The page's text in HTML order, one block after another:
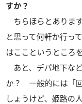
すか？
ちらほらとありま
と思って何軒か行っ
はここというところ
あと、デパ地下な
か？ 一般的には「
しょうけど、姫路の